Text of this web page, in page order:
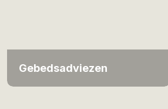
Gebedsadviezen